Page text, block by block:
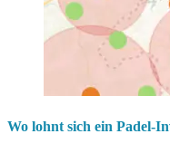
Wo lohnt sich ein Padel-